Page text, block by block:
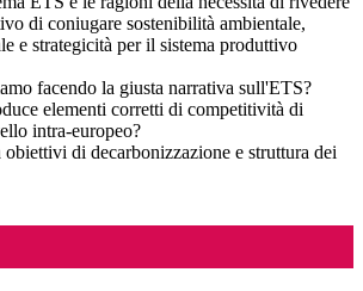
di coniugare sostenibilità ambientale,
e strategicità per il sistema produttivo
facendo la giusta narrativa sull'ETS?
elementi corretti di competitività di
intra-europeo?
di decarbonizzazione e struttura dei